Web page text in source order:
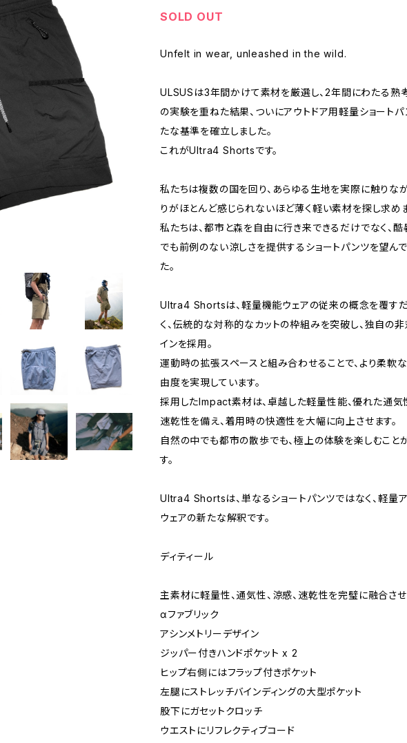
SOLD OUT
Unfelt in wear, unleashed in the wild.
ULSUSは3年間かけて素材を厳選し、2年間にわたる熟
の実験を重ねた結果、ついにアウトドア用軽量ショートパ
たな基準を確立しました。
これがUltra4 Shortsです。
私たちは複数の国を回り、あらゆる生地を実際に触りな
りがほとんど感じられないほど薄く軽い素材を探し求めま
私たちは、都市と森を自由に行き来できるだけでなく、
でも前例のない涼しさを提供するショートパンツを望ん
た。
Ultra4 Shortsは、軽量機能ウェアの従来の概念を覆す
く、伝統的な対称的なカットの枠組みを突破し、独自の
インを採用。
運動時の拡張スペースと組み合わせることで、より柔軟
由度を実現しています。
採用したImpact素材は、卓越した軽量性能、優れた通気
速乾性を備え、着用時の快適性を大幅に向上させます。
自然の中でも都市の散歩でも、極上の体験を楽しむこと
す。
Ultra4 Shortsは、単なるショートパンツではなく、軽量ア
ウェアの新たな解釈です。
ディティール
主素材に軽量性、通気性、涼感、速乾性を完璧に融合さ
αファブリック
アシンメトリーデザイン
ジッパー付きハンドポケット x 2
ヒップ右側にはフラップ付きポケット
左腿にストレッチバインディングの大型ポケット
股下にガセットクロッチ
ウエストにリフレクティブコード